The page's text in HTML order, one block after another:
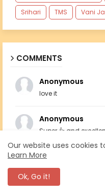
Srihari
TMS Vani
COMMENTS
Anonymous
love it
Anonymous
Super 👍 and
Anonymous
Om namah sivayah
Our website uses cookies
Learn More
Ok, Go it!